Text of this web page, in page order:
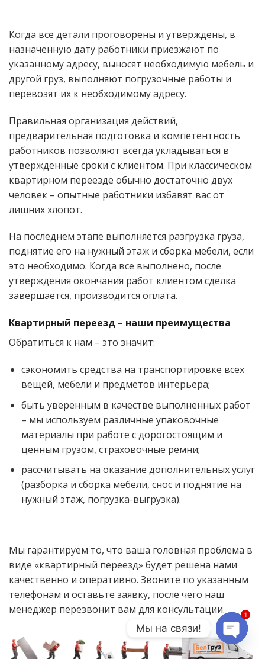
Когда все детали проговорены и утверждены, в
назначенную дату работники приезжают по
указанному адресу, выносят необходимую мебель и
другой груз, выполняют погрузочные работы и
перевозят их к необходимому адресу.
Правильная организация действий,
предварительная подготовка и компетентность
работников позволяют всегда укладываться в
утвержденные сроки с клиентом. При классическом
квартирном переезде обычно достаточно двух
человек – опытные работники избавят вас от
лишних хлопот.
На последнем этапе выполняется разгрузка груза,
поднятие его на нужный этаж и сборка мебели, если
это необходимо. Когда все выполнено, после
утверждения окончания работ клиентом сделка
завершается, производится оплата.
Квартирный переезд – наши преимущества
Обратиться к нам – это значит:
сэкономить средства на транспортировке всех
вещей, мебели и предметов интерьера;
быть уверенным в качестве выполненных работ
– мы используем различные упаковочные
материалы при работе с дорогостоящим и
ценным грузом, страховочные ремни;
рассчитывать на оказание дополнительных услуг
(разборка и сборка мебели, снос и поднятие на
нужный этаж, погрузка-выгрузка).
Мы гарантируем то, что ваша головная проблема в
виде «квартирный переезд» будет решена нами
качественно и оперативно. Звоните по указанным
телефонам и оставьте заявку, после чего наш
менеджер перезвонит вам для консультации.
Мы на связи!
OPEN
1